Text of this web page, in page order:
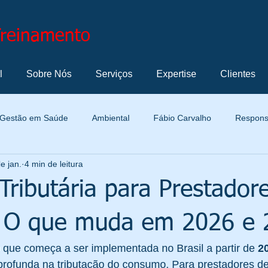
Sobre Nós Serviços Expertise Clientes
Gestão em Saúde Ambiental Fábio Carvalho
Normatização Termos e Definições
Profissional Automotiva Cultura Organizacional
Indicador de Gestão Solução de Problemas Tecnologia e
para
que muda em 2026 e
jan. 4 min de leitura
começa a ser implementada no Brasil a partir de
na tributação do consumo. Para prestadores